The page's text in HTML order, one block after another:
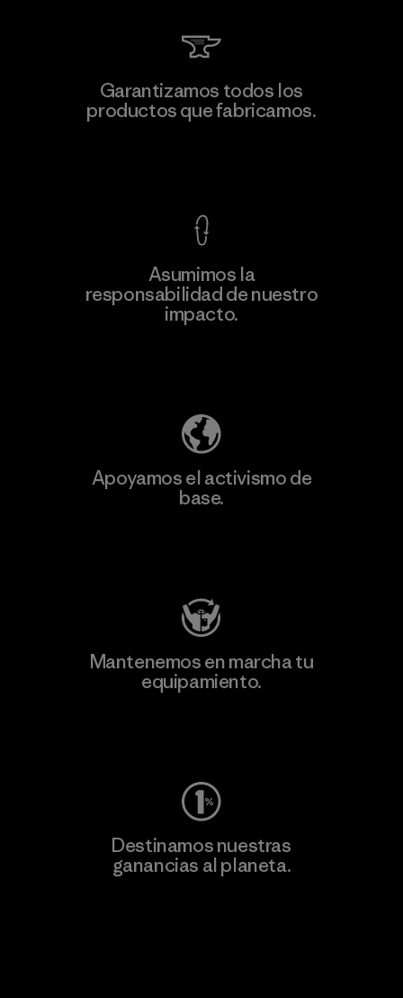
información
Kingwhale Industries Corp.
Material-supplier
Garantizamos todos los
productos que fabricamos.
Asumimos la
responsabilidad de nuestro
impacto.
Apoyamos el activismo de
base.
Mantenemos en marcha tu
equipamiento.
Destinamos nuestras
ganancias al planeta.